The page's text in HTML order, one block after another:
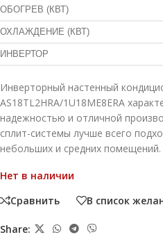
ОБОГРЕВ (КВТ)
ОХЛАЖДЕНИЕ (КВТ)
ИНВЕРТОР
Инверторный настенный
AS18TL2HRA/1U18ME8ERA
надежностью и отличной
сплит-системы лучше всего
небольших и средних помещений.
Нет в наличии
Сравнить
В список
Share: